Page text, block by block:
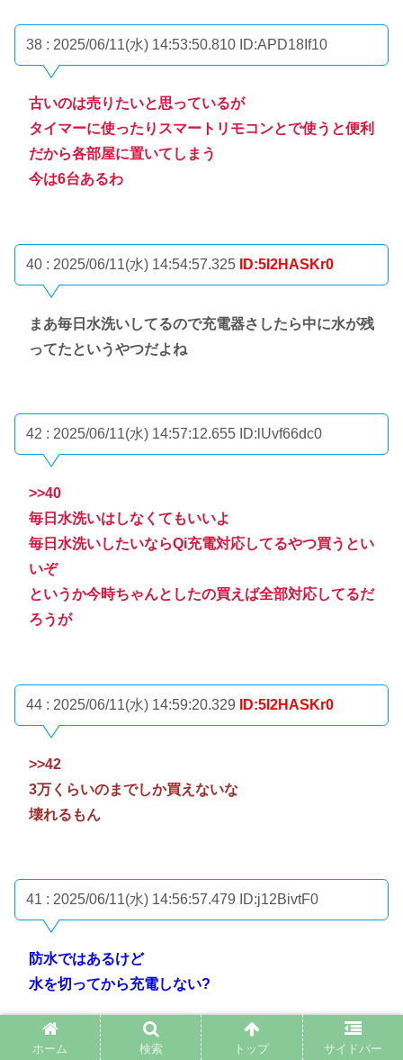
38 : 2025/06/11(水) 14:53:50.810 ID:APD18If10
古いのは売りたいと思っているが
タイマーに使ったりスマートリモコンとで使うと便利
だから各部屋に置いてしまう
今は6台あるわ
40 : 2025/06/11(水) 14:54:57.325 ID:5I2HASKr0
まあ毎日水洗いしてるので充電器さしたら中に水が残
ってたというやつだよね
42 : 2025/06/11(水) 14:57:12.655 ID:lUvf66dc0
>>40
毎日水洗いはしなくてもいいよ
毎日水洗いしたいならQi充電対応してるやつ買うとい
いぞ
というか今時ちゃんとしたの買えば全部対応してるだ
ろうが
44 : 2025/06/11(水) 14:59:20.329 ID:5I2HASKr0
>>42
3万くらいのまでしか買えないな
壊れるもん
41 : 2025/06/11(水) 14:56:57.479 ID:j12BivtF0
防水ではあるけど
水を切ってから充電しない?
ホーム 検索 トップ サイドバー